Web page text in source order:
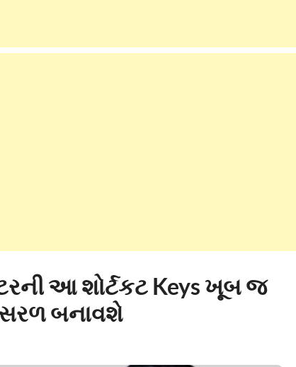
આ શોર્ટકટ Keys ખૂબ જ
સરળ બનાવશે